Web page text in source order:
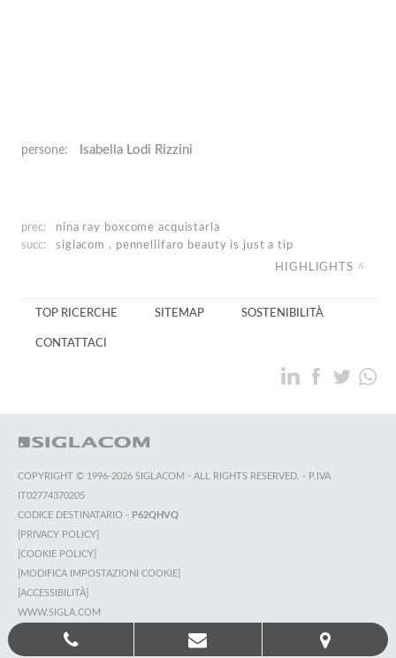
persone: Isabella Lodi Rizzini
prec: nina ray boxcome acquistarla
succ:
siglacom . pennellifaro beauty is just a tip
HIGHLIGHTS
TOP RICERCHE SITEMAP SOSTENIBILITÀ
CONTATTACI
COPYRIGHT © 1996-2026 SIGLACOM - ALL RIGHTS RESERVED. - P.IVA
IT02774370205
CODICE DESTINATARIO - P62QHVQ
[PRIVACY POLICY]
[COOKIE POLICY]
[MODIFICA IMPOSTAZIONI COOKIE]
[ACCESSIBILITÀ]
WWW.SIGLA.COM